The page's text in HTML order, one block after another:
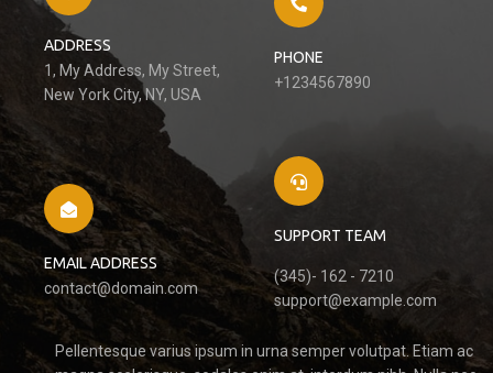
ADDRESS
1, My Address, My Street,
New York City, NY, USA
PHONE
+1234567890
EMAIL ADDRESS
contact@domain.com
SUPPORT TEAM
(345)- 162 - 7210
support@example.com
Pellentesque varius ipsum in urna semper volutpat. Etiam ac